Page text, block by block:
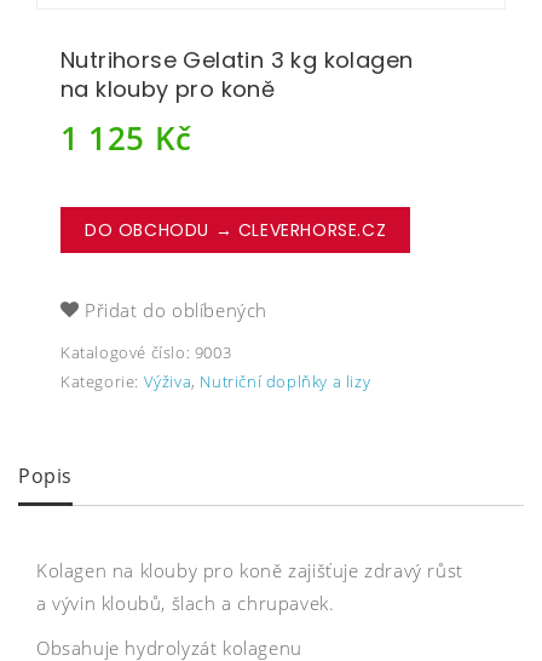
Nutrihorse Gelatin 3 kg kolagen
na klouby pro koně
1 125 Kč
DO OBCHODU → CLEVERHORSE.CZ
Přidat do oblíbených
Katalogové číslo: 9003
Kategorie: Výživa, Nutriční doplňky a lizy
Popis
Kolagen na klouby pro koně zajišťuje zdravý růst
a vývin kloubů, šlach a chrupavek.
Obsahuje hydrolyzát kolagenu